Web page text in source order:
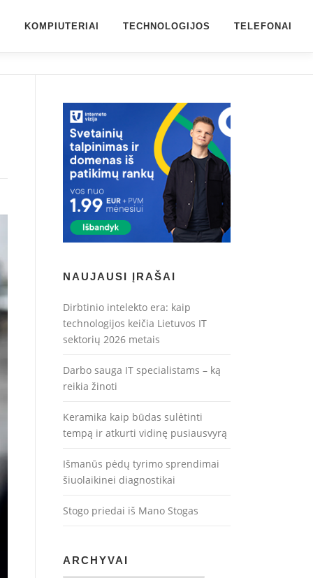
KOMPIUTERIAI TECHNOLOGIJOS TELEFONAI
NAUJAUSI ĮRAŠAI
Dirbtinio intelekto era: kaip
technologijos keičia Lietuvos IT
sektorių 2026 metais
Darbo sauga IT specialistams – ką
reikia žinoti
Keramika kaip būdas sulėtinti
tempą ir atkurti vidinę pusiausvyrą
Išmanūs pėdų tyrimo sprendimai
šiuolaikinei diagnostikai
Stogo priedai iš Mano Stogas
ARCHYVAI